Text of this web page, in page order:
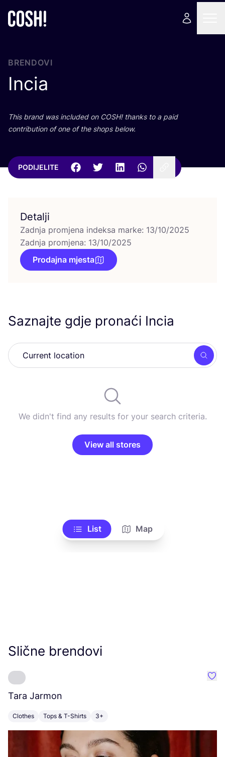
BRENDOVI
Incia
This brand was inclu­ded on COSH! than­ks to a paid
con­tri­bu­ti­on of one of the shops below.
PODIJELITE
Detalji
Zadnja promjena indeksa marke: 13/10/2025
Zadnja promjena: 13/10/2025
Prodajna mjesta
Saznajte gdje pronaći Incia
We didn't find any results for your search criteria.
View all stores
List Map
Slične brendovi
Tara Jarmon
Clothes Tops & T-Shirts 3+